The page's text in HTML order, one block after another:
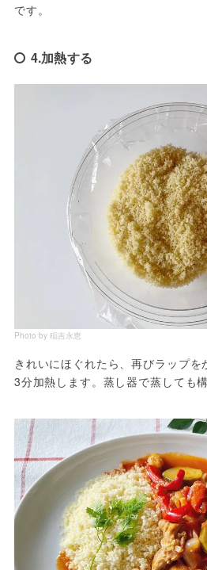
です。
4.加熱する
Photo by 稲吉永恵
きれいにほぐれたら、再びラップ
3分加熱します。蒸し器で蒸しても構